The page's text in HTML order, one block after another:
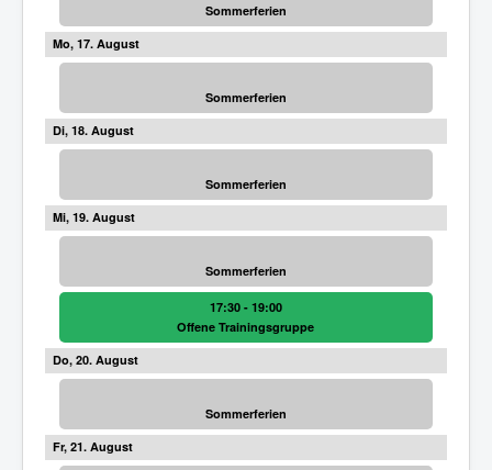
Sommerferien
17
Sommerferien
18
Sommerferien
19
Sommerferien
17:30 - 19:00
Offene Trainingsgruppe
20
Sommerferien
21